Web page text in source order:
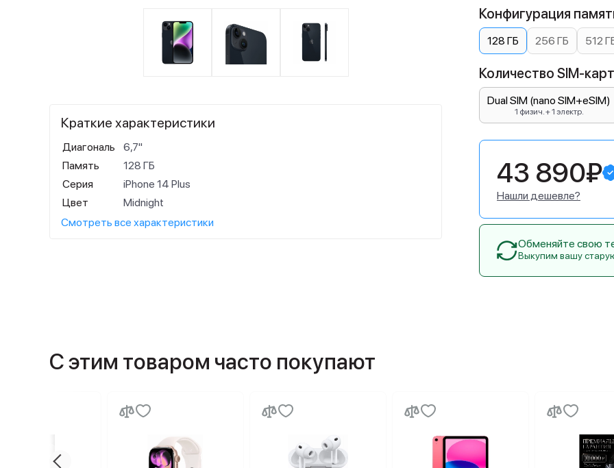
Краткие характеристики
Диагональ
6,7"
Память
128 ГБ
Серия
iPhone 14 Plus
Цвет
Midnight
Смотреть все характеристики
Конфигурация
128 ГБ 256 ГБ 512
Количество SIM-
Dual SIM (nano SIM+eSIM)
1 физич. + 1 электр.
43 890₽
Нашли дешевле?
Обменяйте свою
Выкупим вашу
С этим товаром часто покупают